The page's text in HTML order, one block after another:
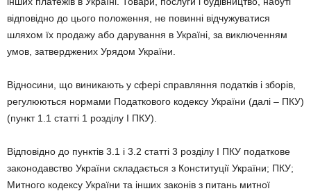
відповідно до цього положення, не повинні відчужуватися
шляхом їх продажу або дарування в Україні, за виключенням
умов, затверджених Урядом України.
Відносини, що виникають у сфері справляння податків і зборів,
регулюються нормами Податкового кодексу України (далі – ПКУ)
(пункт 1.1 статті 1 розділу І ПКУ).
Відповідно до пунктів 3.1 і 3.2 статті 3 розділу І ПКУ податкове
законодавство України складається з Конституції України; ПКУ;
Митного кодексу України та інших законів з питань митної